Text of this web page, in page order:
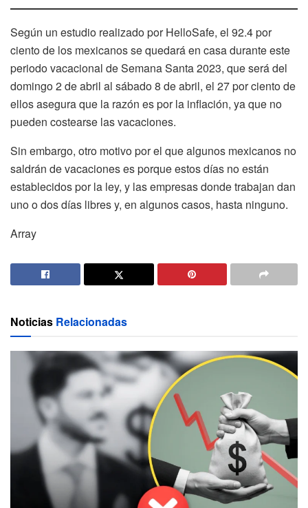
Según un estudio realizado por HelloSafe, el 92.4 por
ciento de los mexicanos se quedará en casa durante este
periodo vacacional de Semana Santa 2023, que será del
domingo 2 de abril al sábado 8 de abril, el 27 por ciento de
ellos asegura que la razón es por la inflación, ya que no
pueden costearse las vacaciones.
Sin embargo, otro motivo por el que algunos mexicanos no
saldrán de vacaciones es porque estos días no están
establecidos por la ley, y las empresas donde trabajan dan
uno o dos días libres y, en algunos casos, hasta ninguno.
Array
Noticias Relacionadas